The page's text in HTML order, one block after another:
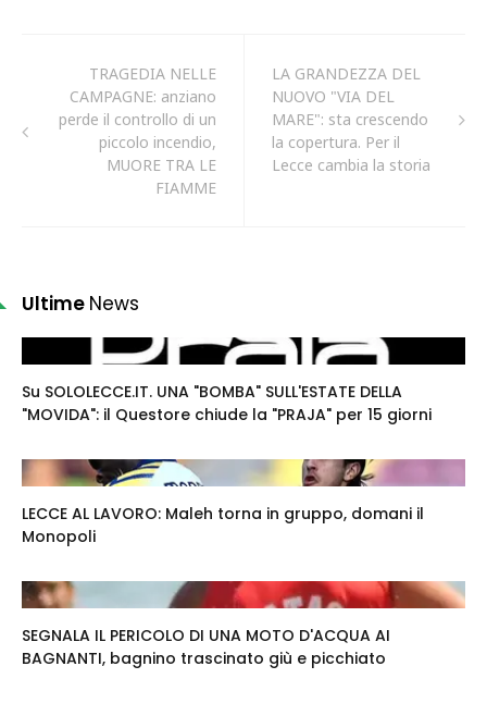
TRAGEDIA NELLE
CAMPAGNE: anziano
perde il controllo di un
piccolo incendio,
MUORE TRA LE
FIAMME
LA GRANDEZZA DEL
NUOVO "VIA DEL
MARE": sta crescendo
la copertura. Per il
Lecce cambia la storia
Ultime News
Su SOLOLECCE.IT. UNA "BOMBA" SULL'ESTATE DELLA
"MOVIDA": il Questore chiude la "PRAJA" per 15 giorni
LECCE AL LAVORO: Maleh torna in gruppo, domani il
Monopoli
SEGNALA IL PERICOLO DI UNA MOTO D'ACQUA AI
BAGNANTI, bagnino trascinato giù e picchiato